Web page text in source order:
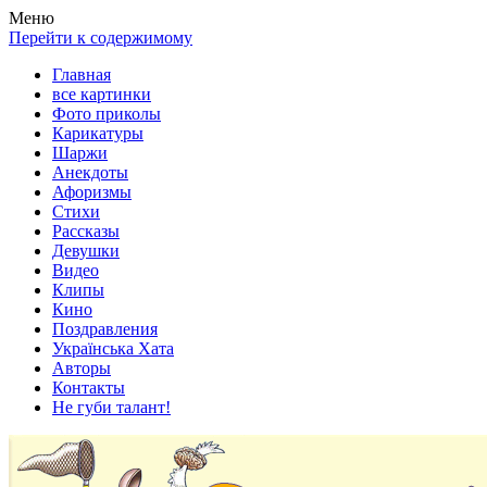
Весела хата — прикольные картинки, смешные истории, клипы!
Покажем всем ваши фото приколы, карикатуры, шаржи, стихи,
Меню
Перейти к содержимому
Главная
все картинки
Фото приколы
Карикатуры
Шаржи
Анекдоты
Афоризмы
Стихи
Рассказы
Девушки
Видео
Клипы
Кино
Поздравления
Українська Хата
Авторы
Контакты
Не губи талант!